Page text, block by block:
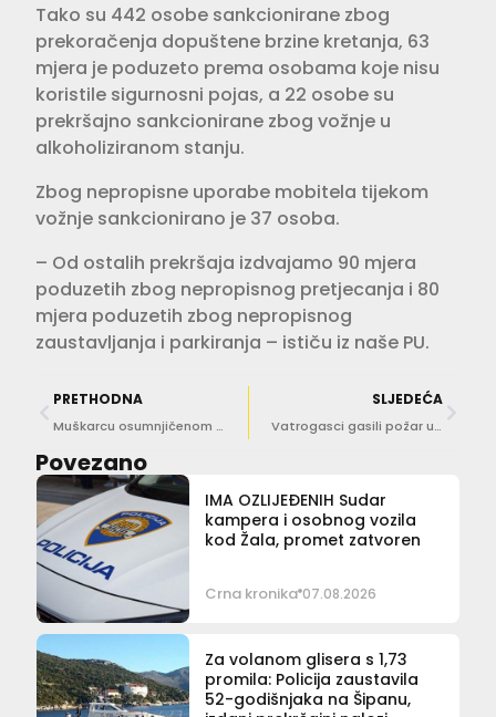
Tako su 442 osobe sankcionirane zbog
prekoračenja dopuštene brzine kretanja, 63
mjera je poduzeto prema osobama koje nisu
koristile sigurnosni pojas, a 22 osobe su
prekršajno sankcionirane zbog vožnje u
alkoholiziranom stanju.
Zbog nepropisne uporabe mobitela tijekom
vožnje sankcionirano je 37 osoba.
– Od ostalih prekršaja izdvajamo 90 mjera
poduzetih zbog nepropisnog pretjecanja i 80
mjera poduzetih zbog nepropisnog
zaustavljanja i parkiranja – ističu iz naše PU.
PRETHODNA
Muškarcu osumnjičenom za izazivanje požara u Mokošici određen istražni zatvor
SLJEDEĆA
Vatrogasci gasili požar u usjeku ispod Dupca, gorjela trava zapaljena na dva odvojena mjesta
Povezano
IMA OZLIJEĐENIH Sudar
kampera i osobnog vozila
kod Žala, promet zatvoren
Crna kronika 07.08.2026
Za volanom glisera s 1,73
promila: Policija zaustavila
52-godišnjaka na Šipanu,